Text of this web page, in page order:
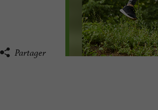
Partager